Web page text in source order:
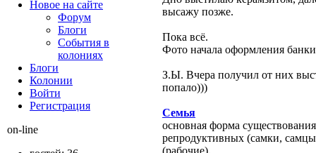
высажу позже.
Пока всё.
Фото начала оформления
З.Ы. Вчера получил от них
попало)))
Семья
основная форма
репродуктивных (самки,
Новое на сайте
Форум
Блоги
События в
колониях
Блоги
Колонии
Войти
Peгиcтpaция
on-line